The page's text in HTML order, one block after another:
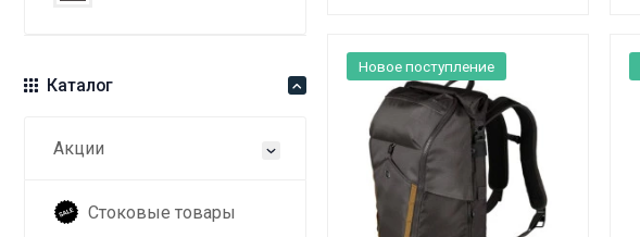
Каталог
Акции
Стоковые товары
Новое поступление